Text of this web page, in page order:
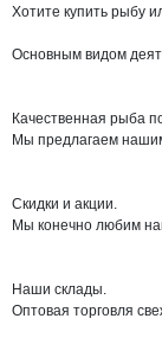
Хотите купить рыбу
Основным видом
Качественная рыба
Мы предлагаем
Скидки и акции.
Мы конечно любим
Наши склады.
Оптовая торговля